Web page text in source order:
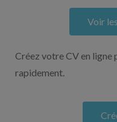
Voir
Créez votre CV en ligne
rapidement.